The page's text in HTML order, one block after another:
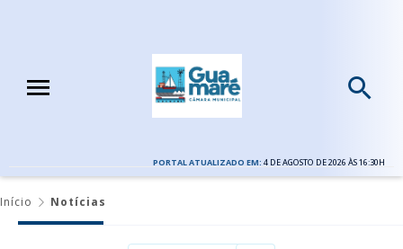
PORTAL ATUALIZADO EM: 4 DE AGOSTO DE 2026 ÀS 16:30H
Início Notícias